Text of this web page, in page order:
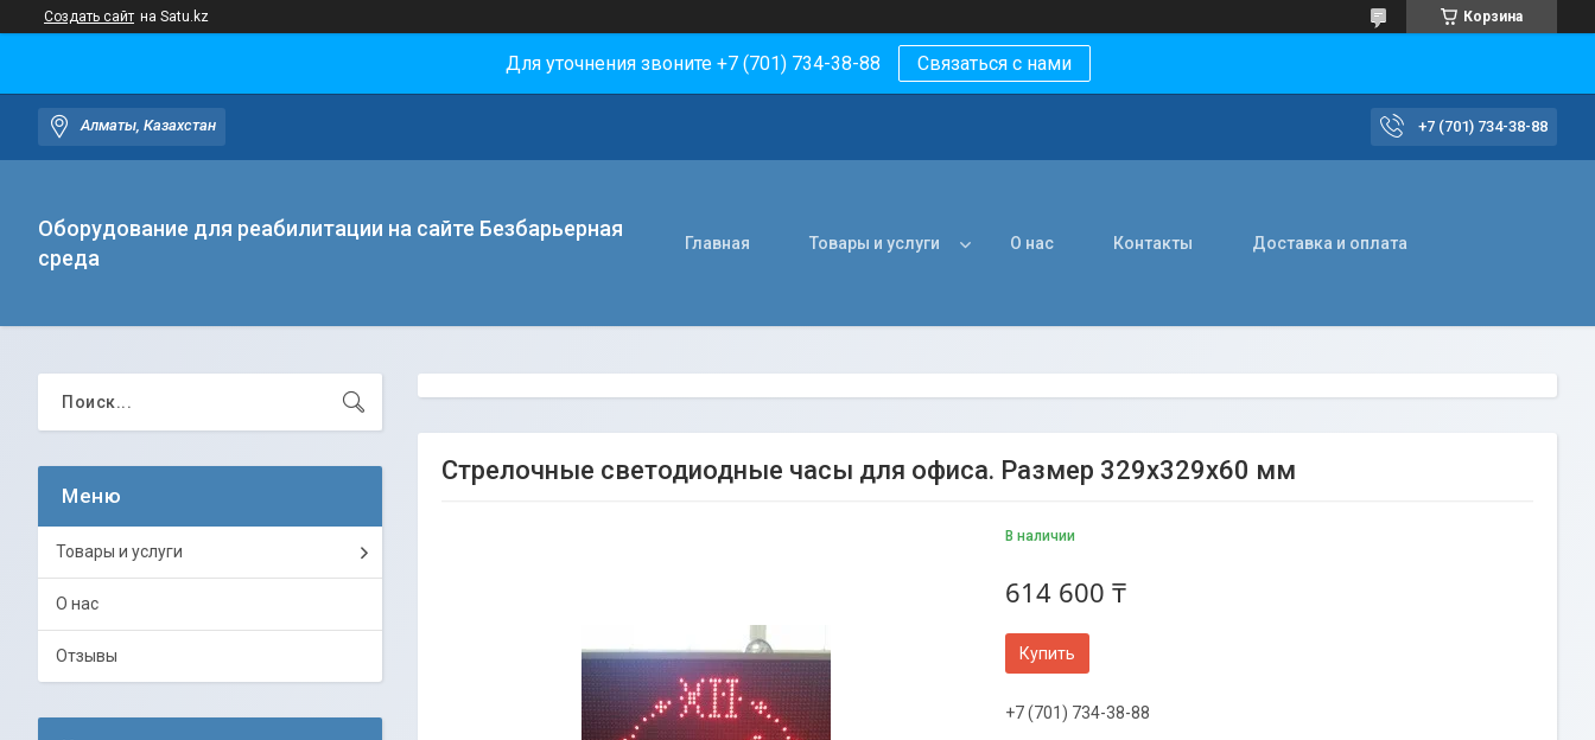
Создать сайт на Satu.kz Корзина
Для уточнения звоните +7 (701) 734-38-88 Связаться с нами
Алматы, Казахстан +7 (701) 734-38-88
Оборудование для реабилитации на сайте Безбарьерная
среда
Главная Товары и услуги О нас Контакты Доставка и оплата
Стрелочные светодиодные часы для офиса. Размер 329х329х60 мм
В наличии
614 600 ₸
Купить
+7 (701) 734-38-88
Товары и услуги
О нас
Отзывы